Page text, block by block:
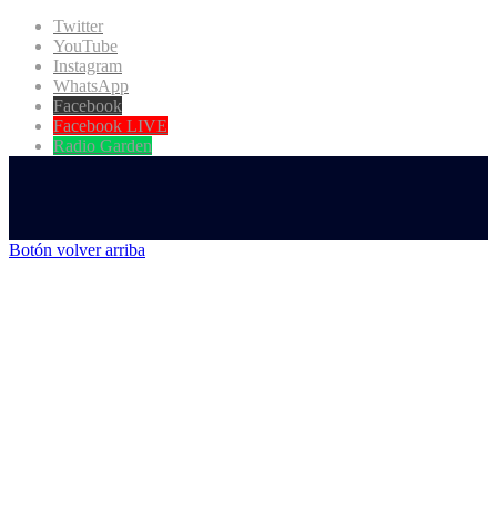
Twitter
YouTube
Instagram
WhatsApp
Facebook
Facebook LIVE
Radio Garden
Botón volver arriba